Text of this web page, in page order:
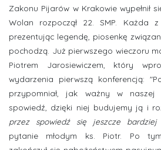
Zakonu Pijarów w Krakowie wypełnił
Wolan rozpoczął 22. SMP. Każda
prezentując legendę, piosenkę
pochodzą. Już pierwszego wieczoru
Piotrem Jarosiewiczem, który
wydarzenia pierwszą konferencją:
przypomniał, jak ważny w
spowiedź, dzięki niej budujemy ją i
przez spowiedź się jeszcze
pytanie młodym ks. Piotr. Po